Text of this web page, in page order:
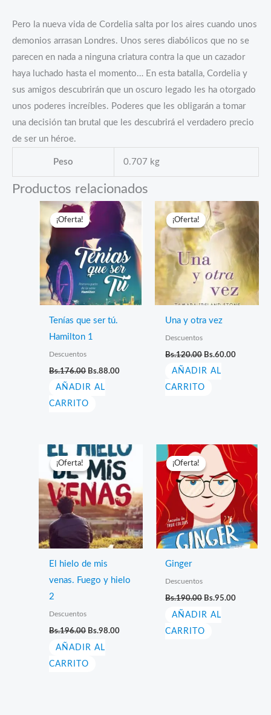
Pero la nueva vida de Cordelia salta por los aires cuando unos
demonios arrasan Londres. Unos seres diabólicos que no se
parecen en nada a ninguna criatura contra la que un cazador
haya luchado hasta el momento… En esta batalla, Cordelia y
sus amigos descubrirán que un oscuro legado les ha otorgado
unos poderes increíbles. Poderes que les obligarán a tomar
una decisión tan brutal que les descubrirá el verdadero precio
de ser un héroe.
Peso 0.707 kg
Productos relacionados
¡Oferta!
¡Oferta!
Tenías que ser tú.
Hamilton 1
Descuentos
Bs.176.00 El
original
Bs.176.00.
Bs.88.00
AÑADIR AL
CARRITO
¡Oferta!
¡Oferta!
Una y otra vez
Descuentos
Bs.120.00 El
original
Bs.120.00.
Bs.60.00
AÑADIR AL
CARRITO
¡Oferta!
¡Oferta!
El hielo de mis
venas. Fuego y hielo
2
Descuentos
Bs.196.00 El
original
Bs.196.00.
Bs.98.00
AÑADIR AL
CARRITO
¡Oferta!
¡Oferta!
Ginger
Descuentos
Bs.190.00 El
original
Bs.190.00.
Bs.95.00
AÑADIR AL
CARRITO